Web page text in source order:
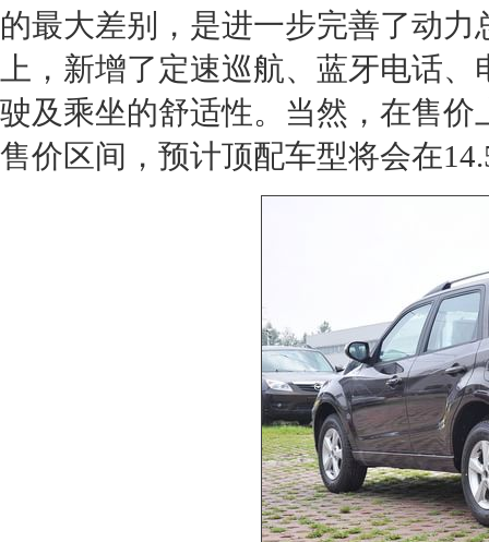
的最大差别，是进一步完善了动力
上，新增了定速巡航、蓝牙电话、
驶及乘坐的舒适性。当然，在售价
售价区间，预计顶配车型将会在